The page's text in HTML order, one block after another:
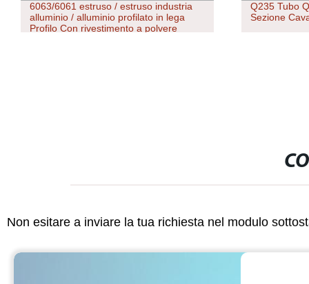
6063/6061 estruso / estruso industria
alluminio / alluminio profilato in lega
Profilo Con rivestimento a polvere
Q235 Tubo
Sezione
Non esitare a inviare la tua richiesta nel modulo